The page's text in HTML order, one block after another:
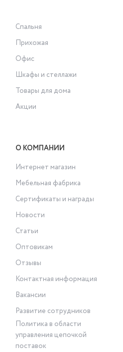
Спальня
Прихожая
Офис
Шкафы и стеллажи
Товары для дома
Акции
О КОМПАНИИ
Интернет магазин
Мебельная фабрика
Сертификаты и награды
Новости
Статьи
Оптовикам
Отзывы
Контактная информация
Вакансии
Развитие сотрудников
Политика в области
управления цепочкой
поставок